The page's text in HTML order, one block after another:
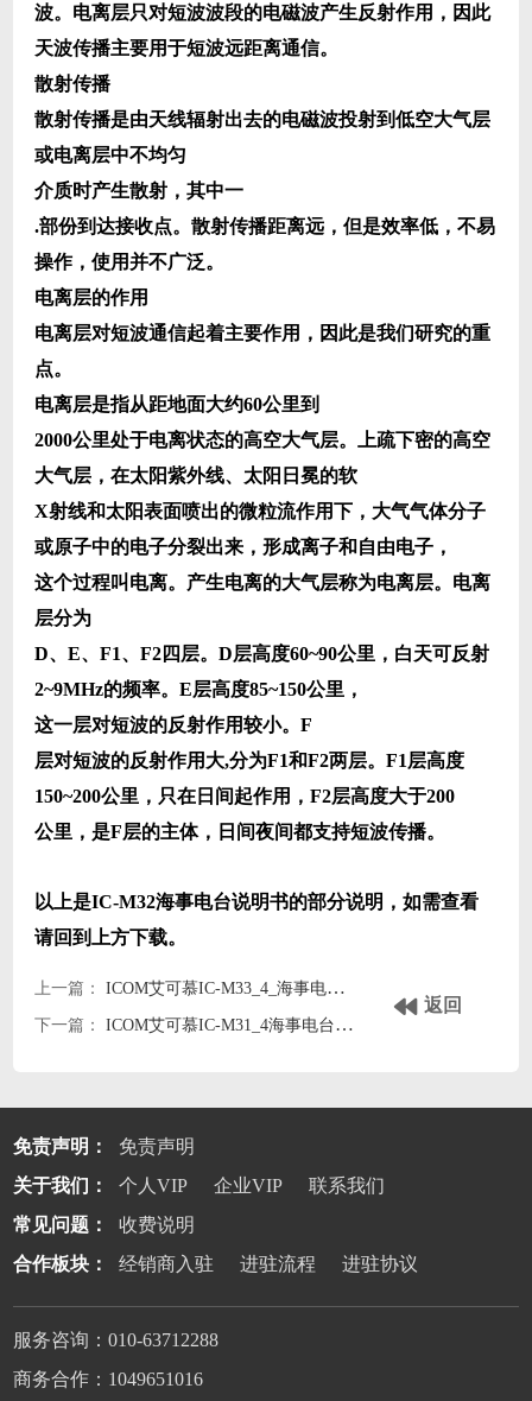
波。电离层只对短波波段的电磁波产生反射作用，因此
天波传播主要用于短波远距离通信。
散射传播
散射传播是由天线辐射出去的电磁波投射到低空大气层
或电离层中不均匀
介质时产生散射，其中一
.部份到达接收点。散射传播距离远，但是效率低，不易
操作，使用并不广泛。
电离层的作用
电离层对短波通信起着主要作用，因此是我们研究的重
点。
电离层是指从距地面大约60公里到
2000公里处于电离状态的高空大气层。上疏下密的高空
大气层，在太阳紫外线、太阳日冕的软
X射线和太阳表面喷出的微粒流作用下，大气气体分子
或原子中的电子分裂出来，形成离子和自由电子，
这个过程叫电离。产生电离的大气层称为电离层。电离
层分为
D、E、F1、F2四 层。D层高度60~90公里，白天可反射
2~9MHz的频率。E层高度85~150公里，
这一层对短波的反射作用较小。F
层对短波的反射作用大,分为F1和F2两层。F1 层高度
150~200公里，只在日间起作用，F2层高度大于200
公里，是F层的主体，日间夜间都支持短波传播。
以上是IC-M32海事电台说明书的部分说明，如需查看
请回到上方下载。
上一篇：
ICOM艾可慕IC-M33_4_海事电台icomm33英文说明书
下一篇：
ICOM艾可慕IC-M31_4海事电台icomm31英文说明书
返回
免责声明：
免责声明
关于我们：
个人VIP 企业VIP
联系我们
常见问题：
收费说明
合作板块：
经销商入驻 进驻流程 进驻协议
服务咨询：010-63712288
商务合作：1049651016